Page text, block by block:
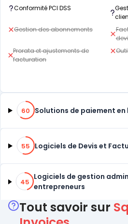
Conformité PCI DSS
Gestion des abonnements
Prorata et ajustements de
facturation
60% de compatibilité
60 Solutions de paiement en
55% de compatibilité
55 Logiciels de Devis et
45% de compatibilité
45
Logiciels de gestion
entrepreneurs
Tout savoir sur